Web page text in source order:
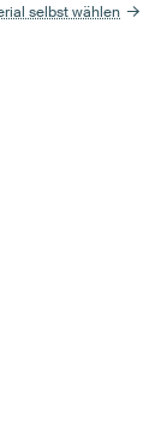
selbst wählen